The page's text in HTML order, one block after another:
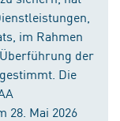
im Rahmen
der
Die
28. Mai 2026